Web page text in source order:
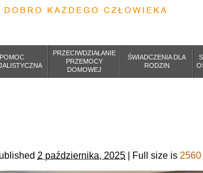
POMOC
PRZECIWDZIAŁANIE
PRZEMOCY
DOMOWEJ
ŚWIADCZENIA DLA
RODZIN
2 października, 2025 Full size is